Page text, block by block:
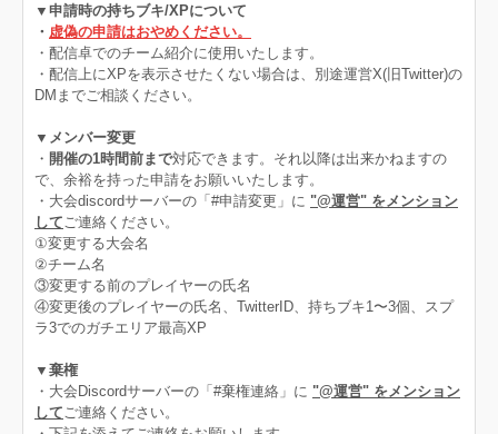
▼申請時の持ちブキ/XPについて
・ 虚偽の申請はおやめください。
・配信卓でのチーム紹介に使用いたします。
・配信上にXPを表示させたくない場合は、別途運営X(旧Twitter)の
DMまでご相談ください。
▼メンバー変更
・ 開催の1時間前まで対応できます。それ以降は出来かねますの
で、余裕を持った申請をお願いいたします。
・大会discordサーバーの「#申請変更」に "@運営" をメンション
して ご連絡ください。
①変更する大会名
②チーム名
③変更する前のプレイヤーの氏名
④変更後のプレイヤーの氏名、TwitterID、持ちブキ1〜3個、スプ
ラ3でのガチエリア最高XP
▼棄権
・大会Discordサーバーの「#棄権連絡」に "@運営" をメンション
して ご連絡ください。